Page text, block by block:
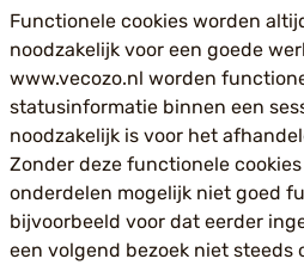
Functionele cookies worden
noodzakelijk voor een goede
www.vecozo.nl worden
statusinformatie binnen een
noodzakelijk is voor het
Zonder deze functionele
onderdelen mogelijk niet goed
bijvoorbeeld voor dat eerder
een volgend bezoek niet steeds